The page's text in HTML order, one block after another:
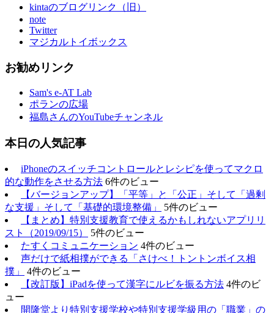
kintaのブログリンク（旧）
note
Twitter
マジカルトイボックス
お勧めリンク
Sam's e-AT Lab
ポランの広場
福島さんのYouTubeチャンネル
本日の人気記事
iPhoneのスイッチコントロールとレシピを使ってマクロ
的な動作をさせる方法 6件のビュー
【バージョンアップ】「平等」と「公正」そして「過剰
な支援」そして「基礎的環境整備」
5件のビュー
【まとめ】特別支援教育で使えるかもしれないアプリリ
スト（2019/09/15）
5件のビュー
たすくコミュニケーション 4件のビュー
声だけで紙相撲ができる「さけべ！トントンボイス相
撲」
4件のビュー
【改訂版】iPadを使って漢字にルビを振る方法 4件のビ
ュー
開隆堂より特別支援学校や特別支援学級用の「職業」の